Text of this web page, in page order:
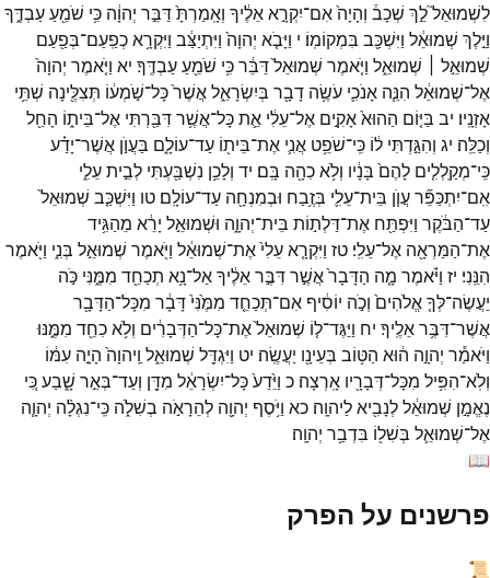
לִשְׁמוּאֵל֮לֵ֣ךְ שְׁכָב֒ וְהָיָה֙אִם־יִקְרָ֣אאֵלֶ֔יךָ וְאָֽמַרְתָּ֙דַּבֵּ֣ר יְהוָ֔ה כִּ֥י שֹׁמֵ֖עַעַבְדֶּ֑ךָ
וַיֵּ֣לֶךְ שְׁמוּאֵ֔ל וַיִּשְׁכַּ֖ב בִּמְקוֹמֽוֹ׃ י וַיָּבֹ֤א יְהוָה֙ וַיִּתְיַצַּ֔ב וַיִּקְרָ֥אכְפַֽעַם־בְּפַ֖עַם
שְׁמוּאֵ֣ל ׀
שְׁמוּאֵ֑ל וַיֹּ֤אמֶר שְׁמוּאֵל֙דַּבֵּ֔רכִּ֥י שֹׁמֵ֖עַעַבְדֶּֽךָ׃ יא וַיֹּ֤אמֶר יְהוָה֙
אֶל־שְׁמוּאֵ֔ל הִנֵּ֧ה אָנֹכִ֛י עֹשֶׂ֥ה דָבָ֖ר בְּיִשְׂרָאֵ֑לאֲשֶׁר֙כָּל־שֹׁ֣מְע֔וֹ תְּצִלֶּ֖ינָה שְׁתֵּ֥י
אָזְנָֽיו׃ יב בַּיּ֤וֹם הַהוּא֙אָקִ֣ים אֶל־עֵלִ֔י אֵ֛תכָּל־אֲשֶׁ֥רדִּבַּ֖רְתִּי אֶל־בֵּית֑וֹ הָחֵ֖ל
וְכַלֵּֽה׃ יג וְהִגַּ֣דְתִּי ל֔וֹ כִּֽי־שֹׁפֵ֥ט אֲנִ֛י אֶת־בֵּית֖וֹ עַד־עוֹלָ֑ם בַּעֲוֺ֣ן אֲשֶׁר־יָדַ֗ע
כִּֽי־מְקַֽלְלִ֤ים לָהֶם֙ בָּנָ֔יו וְלֹ֥אכִהָ֖ה בָּֽם׃ יד וְלָכֵ֥ן נִשְׁבַּ֖עְתִּי לְבֵ֣יתעֵלִ֑י
אִֽם־יִתְכַּפֵּ֞רעֲוֺ֧ן בֵּית־עֵלִ֛י בְּזֶ֥בַח וּבְמִנְחָ֖ה עַד־עוֹלָֽם׃ טו וַיִּשְׁכַּ֤ב שְׁמוּאֵל֙
עַד־הַבֹּ֔קֶר וַיִּפְתַּ֖ח אֶת־דַּלְת֣וֹת בֵּית־יְהוָ֑ה וּשְׁמוּאֵ֣ל יָרֵ֔א מֵהַגִּ֥יד
אֶת־הַמַּרְאָ֖ה אֶל־עֵלִֽי׃ טז וַיִּקְרָ֤אעֵלִי֙אֶת־שְׁמוּאֵ֔ל וַיֹּ֖אמֶר שְׁמוּאֵ֣ל בְּנִ֑י וַיֹּ֖אמֶר
הִנֵּֽנִי׃ יז וַיֹּ֗אמֶר מָ֤ה הַדָּבָר֙אֲשֶׁ֣רדִּבֶּ֣ראֵלֶ֔יךָאַל־נָ֥א תְכַחֵ֖ד מִמֶּ֑נִּי כֹּ֣ה
יַעֲשֶׂה־לְּךָ֤אֱלֹהִים֙ וְכֹ֣ה יוֹסִ֔יף אִם־תְּכַחֵ֤ד מִמֶּ֙נִּי֙דָּבָ֔ר מִכָּל־הַדָּבָ֖ר
אֲשֶׁר־דִּבֶּ֥ראֵלֶֽיךָ׃ יח וַיַּגֶּד־ל֤וֹ שְׁמוּאֵל֙אֶת־כָּל־הַדְּבָרִ֔ים וְלֹ֥אכִחֵ֖ד מִמֶּ֑נּוּ
וַיֹּאמַ֕ר יְהוָ֣ה ה֔וּא הַטּ֥וֹב בְּעֵינָ֖ו יַעֲשֶֽׂה׃ יט וַיִּגְדַּ֖ל שְׁמוּאֵ֑ל וַֽיהוָה֙ הָיָ֣ה עִמּ֔וֹ
וְלֹֽא־הִפִּ֥יל מִכָּל־דְּבָרָ֖יו אָֽרְצָה׃ כ וַיֵּ֙דַע֙כָּל־יִשְׂרָאֵ֔ל מִדָּ֖ן וְעַד־בְּאֵ֣ר שָׁ֑בַעכִּ֚י
נֶאֱמָ֣ן שְׁמוּאֵ֔ללְנָבִ֖יאלַיהוָֽה׃ כא וַיֹּ֥סֶף יְהוָ֖ה לְהֵרָאֹ֣ה בְשִׁלֹ֑ה כִּֽי־נִגְלָ֨ה יְהוָ֧ה
אֶל־שְׁמוּאֵ֛ל בְּשִׁל֖וֹ בִּדְבַ֥ר יְהוָֽה׃
📖
פרשנים על הפרק
📜